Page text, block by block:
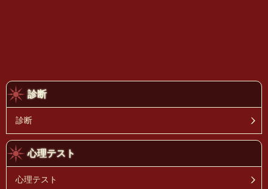
診断
診断
心理テスト
心理テスト